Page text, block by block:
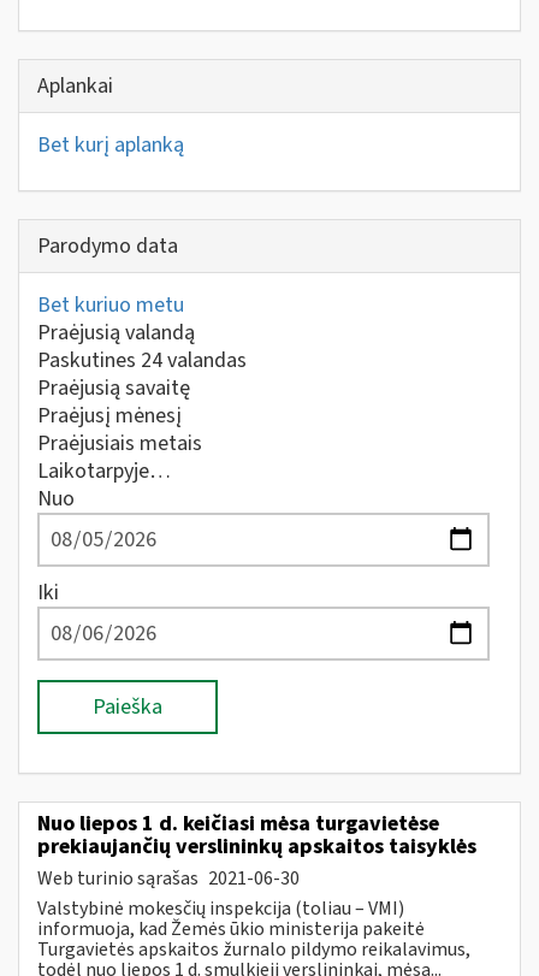
Aplankai
Bet kurį aplanką
Parodymo data
Bet kuriuo metu
Praėjusią valandą
Paskutines 24 valandas
Praėjusią savaitę
Praėjusį mėnesį
Praėjusiais metais
Laikotarpyje…
Nuo
Iki
Paieška
Nuo liepos 1 d. keičiasi mėsa turgavietėse
prekiaujančių verslininkų apskaitos taisyklės
Web turinio sąrašas 2021-06-30
Valstybinė mokesčių inspekcija (toliau – VMI)
informuoja, kad Žemės ūkio ministerija pakeitė
Turgavietės apskaitos žurnalo pildymo reikalavimus,
todėl nuo liepos 1 d. smulkieji verslininkai, mėsa...